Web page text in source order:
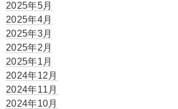
2025年5月
2025年4月
2025年3月
2025年2月
2025年1月
2024年12月
2024年11月
2024年10月